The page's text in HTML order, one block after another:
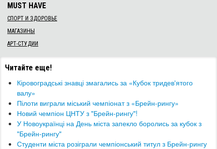
MUST HAVE
СПОРТ И ЗДОРОВЬЕ
МАГАЗИНЫ
АРТ-СТУДИИ
Читайте еще!
Кіровоградські знавці змагались за «Кубок тридев'ятого
валу»
Пілоти виграли міський чемпіонат з «Брейн-рингу»
Новий чемпіон ЦНТУ з "Брейн-рингу"!
​У Новоукраїнці на День міста запекло боролись за кубок з
"Брейн-рингу"
Студенти міста розіграли чемпіонський титул з Брейн-рингу